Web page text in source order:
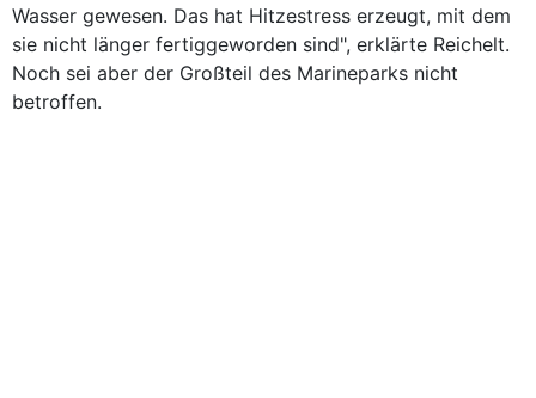
Wasser gewesen. Das hat Hitzestress erzeugt, mit dem
sie nicht länger fertiggeworden sind", erklärte Reichelt.
Noch sei aber der Großteil des Marineparks nicht
betroffen.